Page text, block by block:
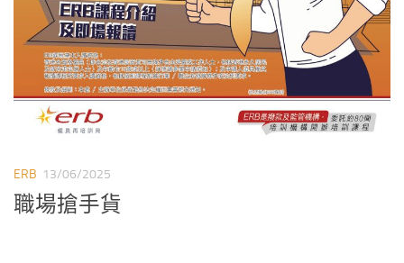
ERB 13/06/2025
職場搶手貨